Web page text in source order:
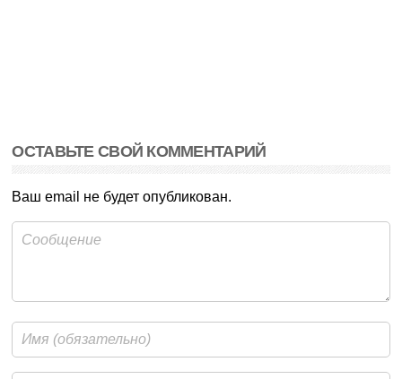
ОСТАВЬТЕ СВОЙ КОММЕНТАРИЙ
Ваш email не будет опубликован.